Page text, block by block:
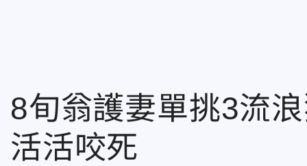
8旬翁護妻單挑3流
活活咬死